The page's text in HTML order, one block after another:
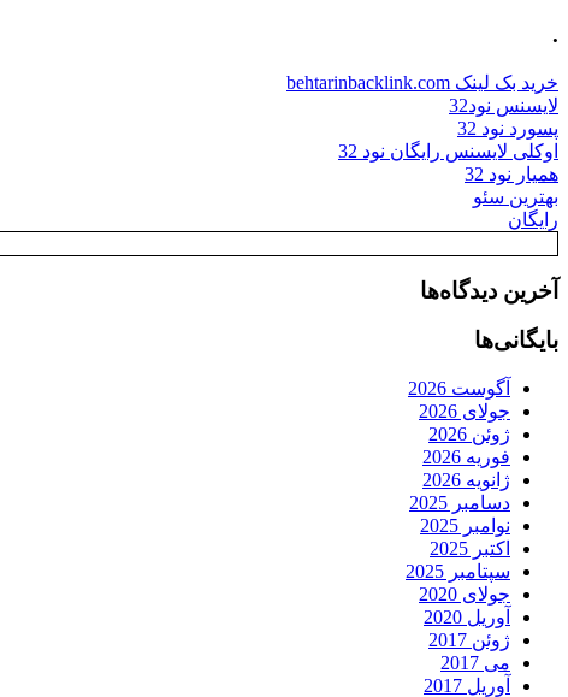
.
خرید بک لینک behtarinbacklink.com
لایسنس نود32
پسورد نود 32
اوکلی لایسنس رایگان نود 32
همیار نود 32
بهترین سئو
رایگان
آخرین دیدگاه‌ها
بایگانی‌ها
آگوست 2026
جولای 2026
ژوئن 2026
فوریه 2026
ژانویه 2026
دسامبر 2025
نوامبر 2025
اکتبر 2025
سپتامبر 2025
جولای 2020
آوریل 2020
ژوئن 2017
می 2017
آوریل 2017